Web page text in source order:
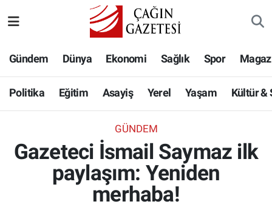
Gündem Dünya Ekonomi Sağlık Spor
Politika Eğitim Asayiş Yerel Yaşam Kültür &
GÜNDEM
Gazeteci İsmail Saymaz ilk
paylaşım: Yeniden
merhaba!
Eğitim
Asayiş
Yaşam
Kültür & Sanat
Hava Durumu
Namaz Vakitleri
Süper Lig Puan Durumu ve Fikstür
Tüm Manşetler